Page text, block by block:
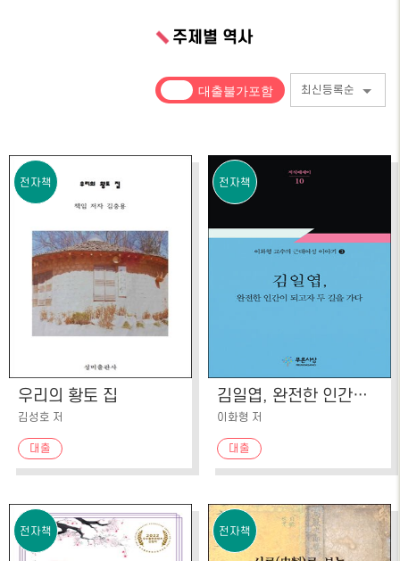
주제별 역사
최신등록순
전자책
우리의 황토 집
김성호 저
대출
전자책
김일엽, 완전한 인간이 되고자 두 길을 가다
이화형 저
대출
전자책 전자책